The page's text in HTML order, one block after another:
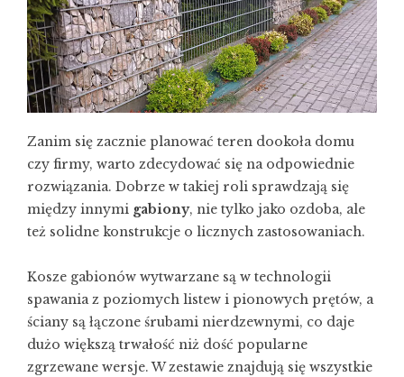
Zanim się zacznie planować teren dookoła domu
czy firmy, warto zdecydować się na odpowiednie
rozwiązania. Dobrze w takiej roli sprawdzają się
między innymi gabiony, nie tylko jako ozdoba, ale
też solidne konstrukcje o licznych zastosowaniach.
Kosze gabionów wytwarzane są w technologii
spawania z poziomych listew i pionowych prętów, a
ściany są łączone śrubami nierdzewnymi, co daje
dużo większą trwałość niż dość popularne
zgrzewane wersje. W zestawie znajdują się wszystkie